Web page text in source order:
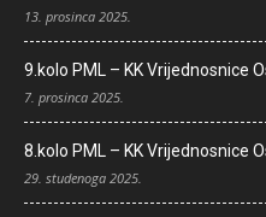
13. prosinca 2025.
9.kolo PML – KK Vrijednosnice
7. prosinca 2025.
8.kolo PML – KK Vrijednosnice
29. studenoga 2025.